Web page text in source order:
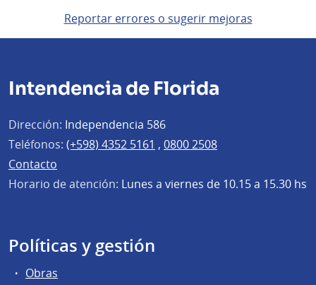
Reportar errores o sugerir mejoras
Intendencia de Florida
Dirección: Independencia 586
Teléfonos: (+598) 4352 5161 , 0800 2508
Contacto
Horario de atención: Lunes a viernes de 10.15 a 15.30 hs
Políticas y gestión
Obras